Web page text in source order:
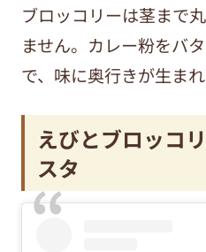
ブロッコリーは茎まで
ません。カレー粉をバ
で、味に奥行きが生まれ
えびとブロッコ
スタ